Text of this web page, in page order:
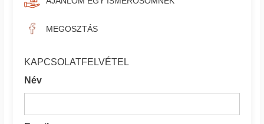
MEGOSZTÁS
KAPCSOLATFELVÉTEL
Név